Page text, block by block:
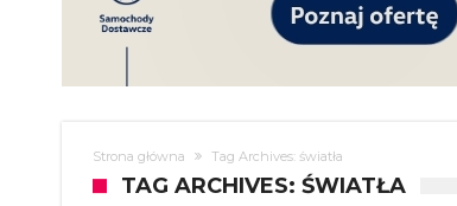
Strona główna Tag Archives: światła
TAG ARCHIVES: ŚWIATŁA